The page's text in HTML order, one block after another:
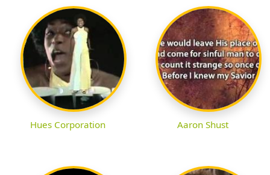
Hues Corporation Aaron Shust